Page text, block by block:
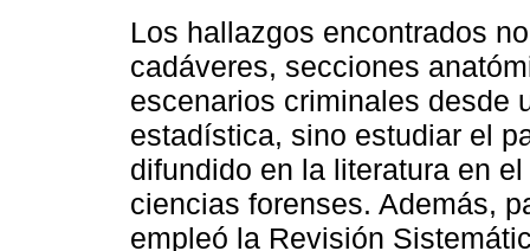
Los hallazgos encontrados
cadáveres, secciones
escenarios criminales desde
estadística, sino estudiar el
difundido en la literatura en
ciencias forenses. Además,
empleó la Revisión